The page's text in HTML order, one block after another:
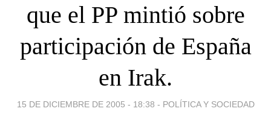
que el PP mintió sobre
participación de España
en Irak.
15 DE DICIEMBRE DE 2005 - 18:38 - POLÍTICA Y SOCIEDAD